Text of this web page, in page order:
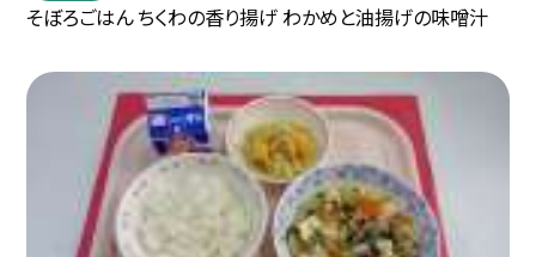
そぼろごはん ちくわの香り揚げ わかめと油揚げの味噌汁